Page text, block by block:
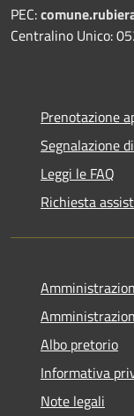
PEC:
Centralino Unico:
Prenotazione
Segnalazione
Leggi le FAQ
Richiesta
Albo pretorio
Informativa
Note legali